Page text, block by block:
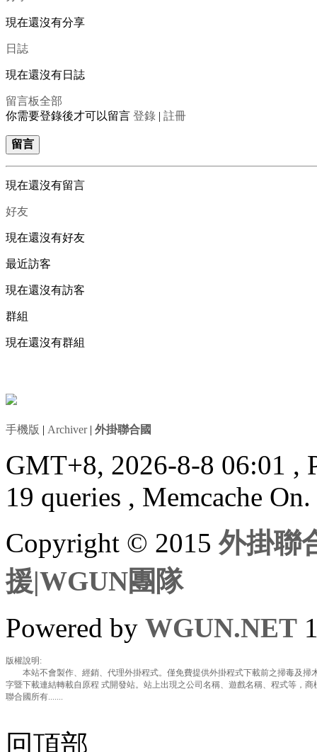
現在還沒有分享
日誌
現在還沒有日誌
留言板全部
你需要登錄後才可以留言 登錄 | 註冊
留言
現在還沒有留言
好友
現在還沒有好友
最近訪客
現在還沒有訪客
群組
現在還沒有群組
手機版 | Archiver| 外掛聯合國
GMT+8, 2026-8-8 06:01 ,
19 queries , Memcache On.
Copyright © 2015外掛聯
援|WGUN團隊
Powered by WGUN.NET
版權說明:
本站不會製作、經銷、代理外掛程式。僅免費提供外掛程式下載前之掃毒及掃
字暨下載連結轉載自原程 式開發站。站上出現之公司名稱、遊戲名稱、程式等，
聯合國所有.......
回頂部